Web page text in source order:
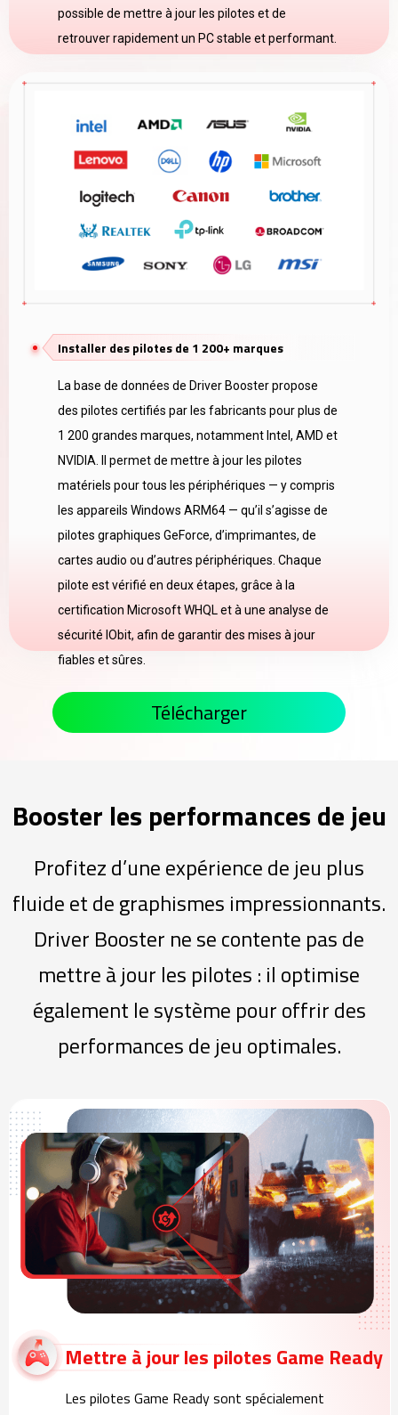
possible de mettre à jour les pilotes et de
retrouver rapidement un PC stable et performant.
Installer des pilotes de 1 200+ marques
La base de données de Driver Booster propose
des pilotes certifiés par les fabricants pour plus de
1 200 grandes marques, notamment Intel, AMD et
NVIDIA. Il permet de mettre à jour les pilotes
matériels pour tous les périphériques — y compris
les appareils Windows ARM64 — qu’il s’agisse de
pilotes graphiques GeForce, d’imprimantes, de
cartes audio ou d’autres périphériques. Chaque
pilote est vérifié en deux étapes, grâce à la
certification Microsoft WHQL et à une analyse de
sécurité IObit, afin de garantir des mises à jour
fiables et sûres.
Télécharger
Booster les performances de jeu
Profitez d’une expérience de jeu plus
fluide et de graphismes impressionnants.
Driver Booster ne se contente pas de
mettre à jour les pilotes : il optimise
également le système pour offrir des
performances de jeu optimales.
Mettre à jour les pilotes Game Ready
Les pilotes Game Ready sont spécialement